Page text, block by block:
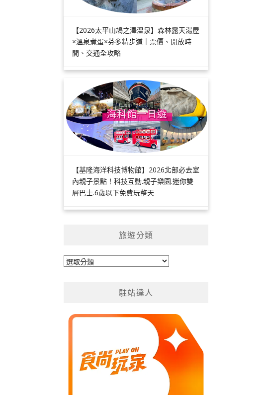
【2026太平山鳩之澤溫泉】森林露天湯屋
×溫泉煮蛋×芬多精步道｜票價、開放時
間、交通全攻略
【基隆海洋科技博物館】2026北部必去室
內親子景點！科技互動.親子樂園.迷你雙
層巴士.6歲以下免費玩整天
旅遊分類
旅
駐站達人